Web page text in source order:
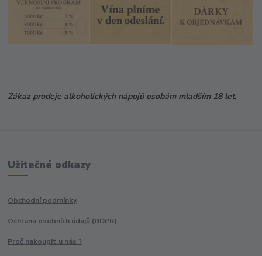
Zákaz prodeje alkoholických nápojů osobám mladším 18 let.
Užitečné odkazy
Obchodní podmínky
Ochrana osobních údajů (GDPR)
Proč nakoupit u nás ?